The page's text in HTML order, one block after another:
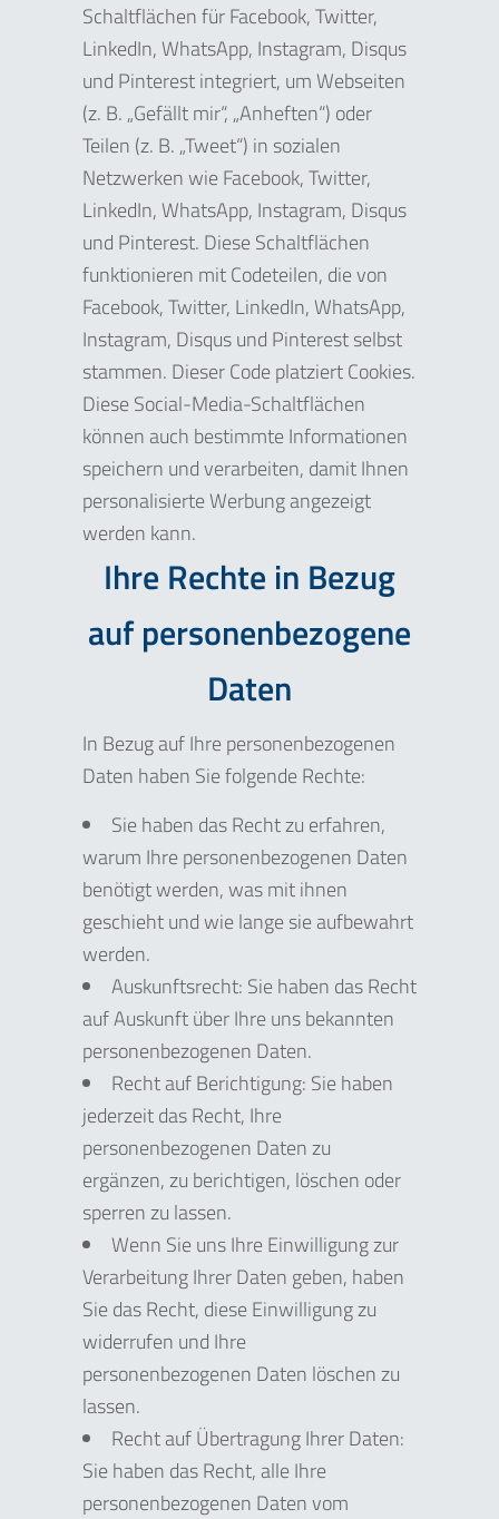
Schaltflächen für Facebook, Twitter,
LinkedIn, WhatsApp, Instagram, Disqus
und Pinterest integriert, um Webseiten
(z. B. „Gefällt mir“, „Anheften“) oder
Teilen (z. B. „Tweet“) in sozialen
Netzwerken wie Facebook, Twitter,
LinkedIn, WhatsApp, Instagram, Disqus
und Pinterest. Diese Schaltflächen
funktionieren mit Codeteilen, die von
Facebook, Twitter, LinkedIn, WhatsApp,
Instagram, Disqus und Pinterest selbst
stammen. Dieser Code platziert Cookies.
Diese Social-Media-Schaltflächen
können auch bestimmte Informationen
speichern und verarbeiten, damit Ihnen
personalisierte Werbung angezeigt
werden kann.
Ihre Rechte in Bezug
auf personenbezogene
Daten
In Bezug auf Ihre personenbezogenen
Daten haben Sie folgende Rechte:
Sie haben das Recht zu erfahren,
warum Ihre personenbezogenen Daten
benötigt werden, was mit ihnen
geschieht und wie lange sie aufbewahrt
werden.
Auskunftsrecht: Sie haben das Recht
auf Auskunft über Ihre uns bekannten
personenbezogenen Daten.
Recht auf Berichtigung: Sie haben
jederzeit das Recht, Ihre
personenbezogenen Daten zu
ergänzen, zu berichtigen, löschen oder
sperren zu lassen.
Wenn Sie uns Ihre Einwilligung zur
Verarbeitung Ihrer Daten geben, haben
Sie das Recht, diese Einwilligung zu
widerrufen und Ihre
personenbezogenen Daten löschen zu
lassen.
Recht auf Übertragung Ihrer Daten:
Sie haben das Recht, alle Ihre
personenbezogenen Daten vom